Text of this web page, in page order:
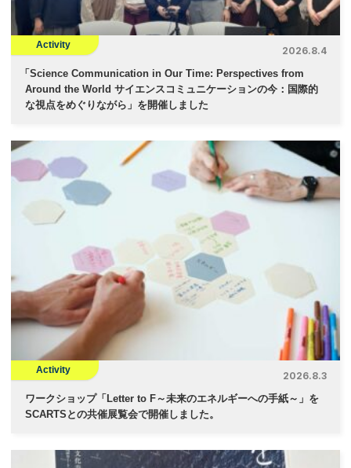
Activity
2026.8.4
「 Science Communication in Our Time: Perspectives from
Around the World サイエンスコミュニケーションの今：国際的
な視点をめぐりながら」を開催しました
Activity
2026.8.3
ワークショップ「Letter to F～未来のエネルギーへの手紙～」を
SCARTSとの共催展覧会で開催しました。